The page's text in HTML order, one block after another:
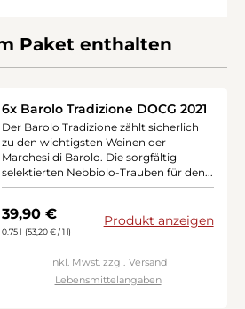
Paket enthalten
6x Barolo Tradizione DOCG 2021
Der Barolo Tradizione zählt sicherlich
zu den wichtigsten Weinen der
Marchesi di Barolo. Die sorgfältig
selektierten Nebbiolo-Trauben für den...
Regulärer Preis:
39,90 €
0.75 l (53,20 € / 1 l)
Produkt anzeigen
inkl. Mwst. zzgl. Versand
Lebensmittelangaben